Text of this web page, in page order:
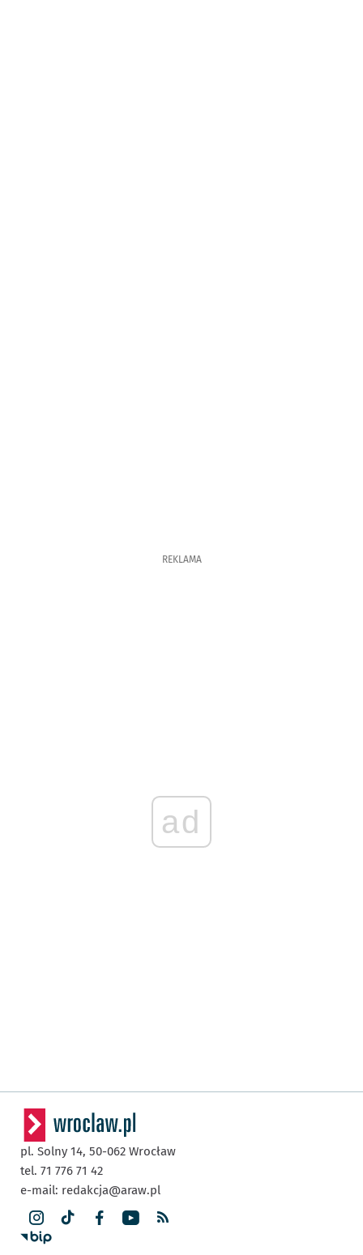
REKLAMA
ad
pl. Solny 14, 50-062 Wrocław
tel. 71 776 71 42
e-mail: redakcja@araw.pl